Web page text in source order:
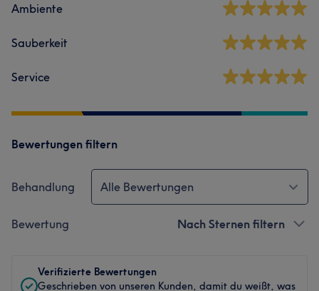
Ambiente
Sauberkeit
Service
Bewertungen filtern
Behandlung Alle Bewertungen
Bewertung Nach Sternen filtern
Verifizierte Bewertungen
Geschrieben von unseren Kunden, damit du weißt, was